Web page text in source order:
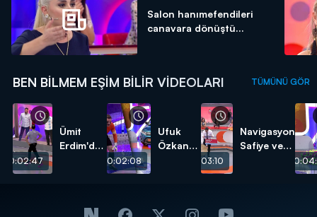
Salon hanımefendileri
canavara dönüştü...
BEN BILMEM EŞIM BILIR VIDEOLARI TÜMÜNÜ GÖR
00:02:47
Ümit
Erdim'den
00:02:08
Ufuk
Özkan
00:03:10
Navigasyon
Safiye ve